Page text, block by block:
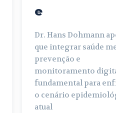
e
Dr. Hans Dohmann
que integrar saúde
prevenção e
monitoramento
fundamental para
o cenário
atual